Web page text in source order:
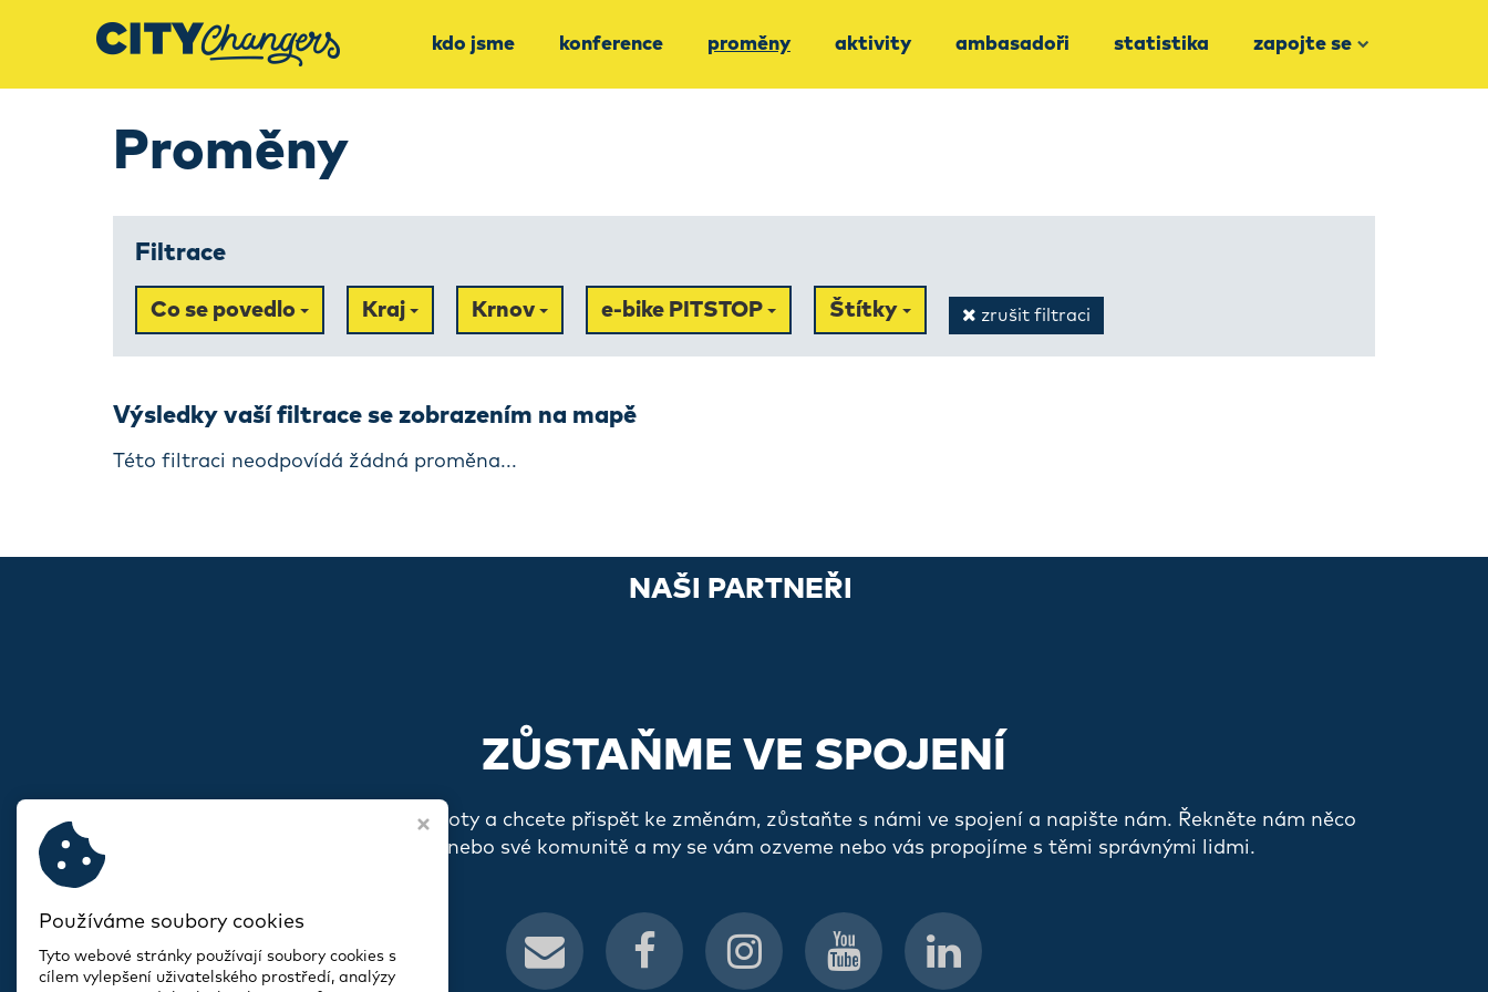
kdo jsme konference proměny aktivity ambasadoři statistika zapojte se
Proměny
Filtrace
Co se povedlo Kraj Krnov e-bike PITSTOP Štítky zrušit filtraci
Výsledky vaší filtrace se zobrazením na mapě
Této filtraci neodpovídá žádná proměna...
NAŠI PARTNEŘI
ZŮSTAŇME VE SPOJENÍ
Pokud s vámi rezonují naše hodnoty a chcete přispět ke změnám, zůstaňte s námi ve spojení a napište nám. Řekněte nám něco
o sobě, o svém spolku nebo své komunitě a my se vám ozveme nebo vás propojíme s těmi správnými lidmi.
Používáme soubory cookies
Tyto webové stránky používají soubory cookies s
cílem vylepšení uživatelského prostředí, analýzy